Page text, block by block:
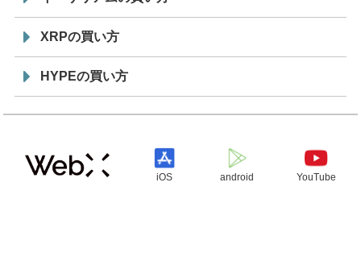
XRPの買い方
HYPEの買い方
iOS android YouTube